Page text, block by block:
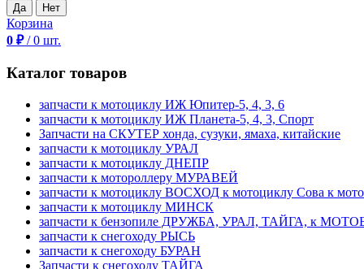
Корзина
0 ₽ /0 шт.
Каталог товаров
запчасти к мотоциклу ИЖ Юпитер-5, 4, 3, 6
запчасти к мотоциклу ИЖ Планета-5, 4, 3, Спорт
Запчасти на СКУТЕР хонда, сузуки, ямаха, китайские
запчасти к мотоциклу УРАЛ
запчасти к мотоциклу ДНЕПР
запчасти к мотороллеру МУРАВЕЙ
запчасти к мотоциклу ВОСХОД к мотоциклу Сова к
запчасти к мотоциклу МИНСК
запчасти к бензопиле ДРУЖБА, УРАЛ, ТАЙГА, к
запчасти к снегоходу РЫСЬ
запчасти к снегоходу БУРАН
Запчасти к снегоходу ТАЙГА